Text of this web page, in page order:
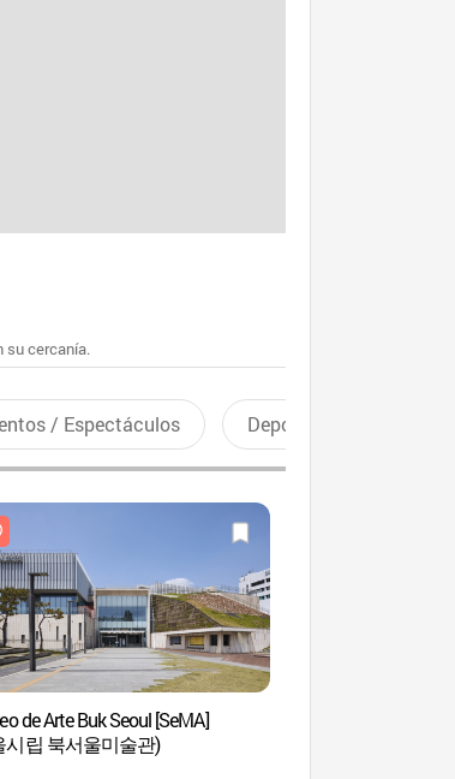
su cercanía.
/ Espectáculos Deportes recreativos
de Arte Buk Seoul [SeMA]
시립 북서울미술관)